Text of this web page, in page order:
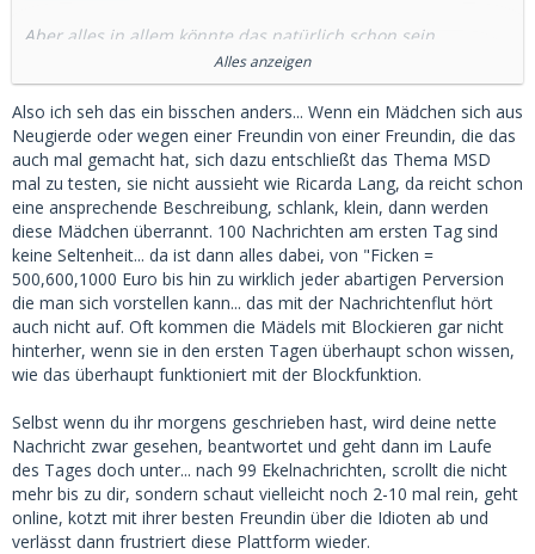
Aber alles in allem könnte das natürlich schon sein.
Damit es wäre aber die Seite kurz vor dem "Sterben" mit
solchen Geschäftsgebaren, wenn das notwendig ist.
Traurig....
Alles anzeigen
Also ich seh das ein bisschen anders... Wenn ein Mädchen sich aus
Neugierde oder wegen einer Freundin von einer Freundin, die das
auch mal gemacht hat, sich dazu entschließt das Thema MSD
mal zu testen, sie nicht aussieht wie Ricarda Lang, da reicht schon
eine ansprechende Beschreibung, schlank, klein, dann werden
diese Mädchen überrannt. 100 Nachrichten am ersten Tag sind
keine Seltenheit... da ist dann alles dabei, von "Ficken =
500,600,1000 Euro bis hin zu wirklich jeder abartigen Perversion
die man sich vorstellen kann... das mit der Nachrichtenflut hört
auch nicht auf. Oft kommen die Mädels mit Blockieren gar nicht
hinterher, wenn sie in den ersten Tagen überhaupt schon wissen,
wie das überhaupt funktioniert mit der Blockfunktion.
Selbst wenn du ihr morgens geschrieben hast, wird deine nette
Nachricht zwar gesehen, beantwortet und geht dann im Laufe
des Tages doch unter... nach 99 Ekelnachrichten, scrollt die nicht
mehr bis zu dir, sondern schaut vielleicht noch 2-10 mal rein, geht
online, kotzt mit ihrer besten Freundin über die Idioten ab und
verlässt dann frustriert diese Plattform wieder.